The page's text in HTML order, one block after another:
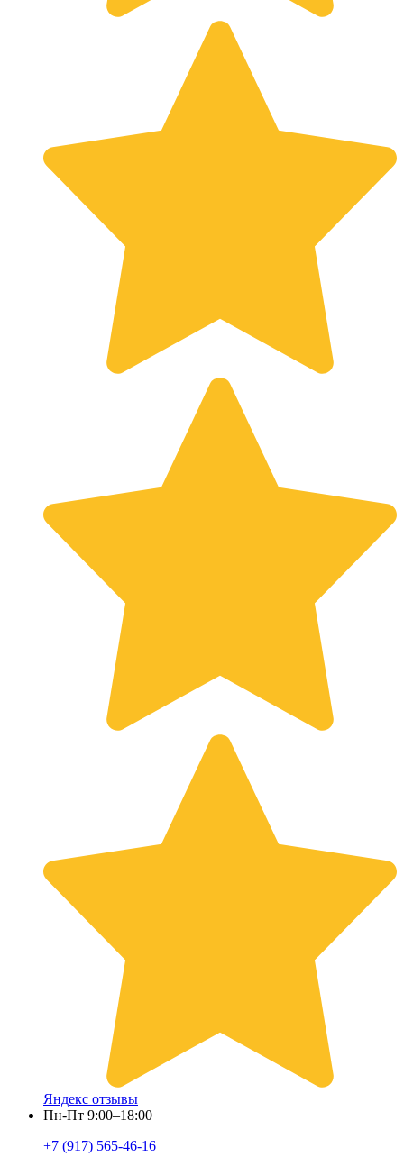
Яндекс отзывы
Пн-Пт 9:00–18:00
+7 (917) 565-46-16